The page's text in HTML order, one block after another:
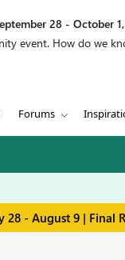
28 - October
event. How do we
Forums
28 - August 9 | Final